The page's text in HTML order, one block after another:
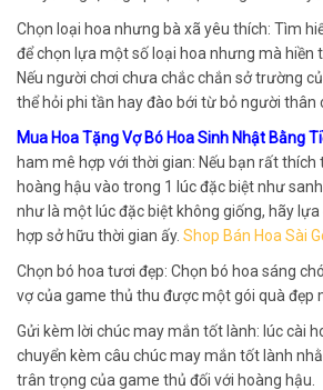
Chọn loại hoa nhưng bà xã yêu thích: Tìm
để chọn lựa một số loại hoa nhưng mà hiền
Nếu người chơi chưa chắc chắn sở trường
thể hỏi phi tần hay đào bới từ bỏ người thân
Mua Hoa Tặng Vợ Bó Hoa Sinh Nhật Bằng
ham mê hợp với thời gian: Nếu bạn rất thích
hoàng hậu vào trong 1 lúc đặc biệt như
như là một lúc đặc biệt không giống, hãy
hợp sở hữu thời gian ấy. Shop Bán Hoa Sài
Chọn bó hoa tươi đẹp: Chọn bó hoa sáng
vợ của game thủ thu được một gói quà đẹp
Gửi kèm lời chúc may mắn tốt lành: lúc cài
chuyển kèm câu chúc may mắn tốt lành
trân trọng của game thủ đối với hoàng hậu.